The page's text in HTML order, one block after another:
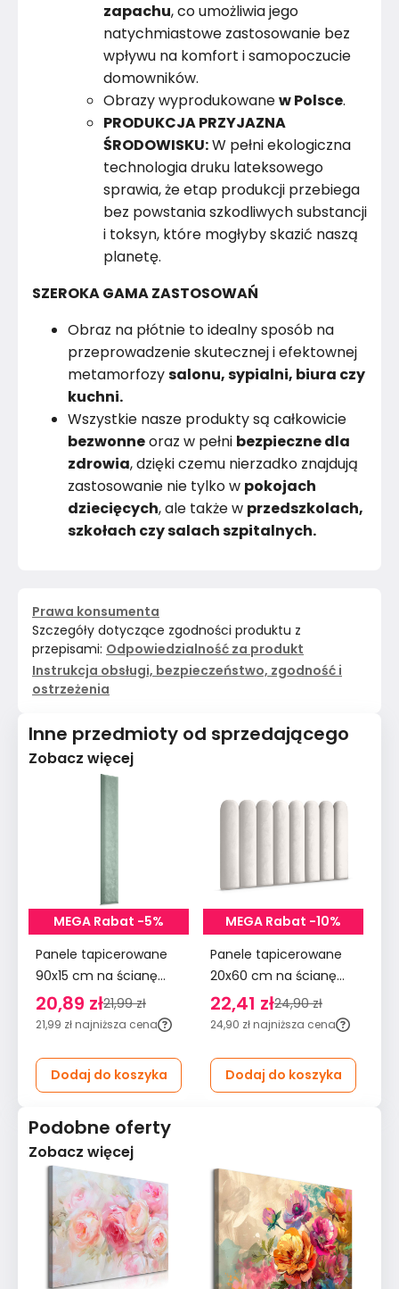
zapachu, co umożliwia jego
natychmiastowe zastosowanie bez
wpływu na komfort i samopoczucie
domowników.
Obrazy wyprodukowanew Polsce.
PRODUKCJA PRZYJAZNA
ŚRODOWISKU:W pełni ekologiczna
technologia druku lateksowego
sprawia, że etap produkcji przebiega
bez powstania szkodliwych substancji
i toksyn, które mogłyby skazić naszą
planetę.
SZEROKA GAMA ZASTOSOWAŃ
Obraz na płótnie to idealny sposób na
przeprowadzenie skutecznej i efektownej
metamorfozysalonu, sypialni, biura czy
kuchni.
Wszystkie nasze produkty są całkowicie
bezwonneoraz w pełni bezpieczne dla
zdrowia, dzięki czemu nierzadko znajdują
zastosowanie nie tylko w pokojach
dziecięcych, ale także w przedszkolach,
szkołach czy salach szpitalnych.
Prawa konsumenta
Szczegóły dotyczące zgodności produktu z
przepisami: Odpowiedzialność za produkt
Instrukcja obsługi, bezpieczeństwo, zgodność i
ostrzeżenia
Inne przedmioty od sprzedającego
Zobacz więcej
MEGA Rabat -5%
Panele tapicerowane
90x15 cm na ścianę
wezgłowie miętowy
20,89 zł21,99 zł
21,99 zł najniższa cena
Dodaj do koszyka
MEGA Rabat -10%
Panele tapicerowane
20x60 cm na ścianę
płotek wezgłowie
kremowy
22,41 zł24,90 zł
24,90 zł najniższa cena
Dodaj do koszyka
Podobne oferty
Zobacz więcej